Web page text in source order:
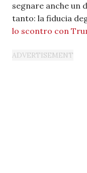
segnare anche un
tanto: la fiducia
lo scontro con